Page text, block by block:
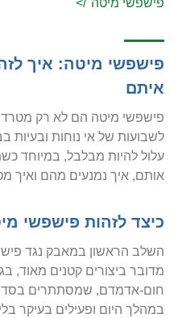
פישפשי מיטה"/>
פישפשי מיטה: איך
איתם
פישפשי מיטה הם לא רק מטרד
לשבועות של אי נוחות ובעיות
עלול להיות מבלבל, במיוחד
אותם, איך נמנעים מהם ואיך
כיצד לזהות פישפשי
השלב הראשון במאבק נגד
מדובר ביצורים קטנים מאוד,
חום-אדמדם, שמסתתרים
במהלך היום ופעילים בעיקר